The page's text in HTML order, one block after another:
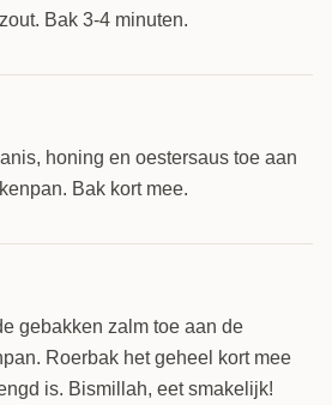
Bak 3-4 minuten.
honing en oestersaus toe aan
Bak kort mee.
gebakken zalm toe aan de
Roerbak het geheel kort mee
is. Bismillah, eet smakelijk!